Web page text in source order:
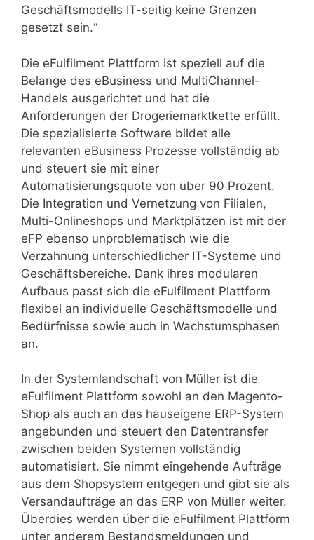
Geschäftsmodells IT-seitig keine Grenzen
gesetzt sein.“
Die eFulfilment Plattform ist speziell auf die
Belange des eBusiness und MultiChannel-
Handels ausgerichtet und hat die
Anforderungen der Drogeriemarktkette erfüllt.
Die spezialisierte Software bildet alle
relevanten eBusiness Prozesse vollständig ab
und steuert sie mit einer
Automatisierungsquote von über 90 Prozent.
Die Integration und Vernetzung von Filialen,
Multi-Onlineshops und Marktplätzen ist mit der
eFP ebenso unproblematisch wie die
Verzahnung unterschiedlicher IT-Systeme und
Geschäftsbereiche. Dank ihres modularen
Aufbaus passt sich die eFulfilment Plattform
flexibel an individuelle Geschäftsmodelle und
Bedürfnisse sowie auch in Wachstumsphasen
an.
In der Systemlandschaft von Müller ist die
eFulfilment Plattform sowohl an den Magento-
Shop als auch an das hauseigene ERP-System
angebunden und steuert den Datentransfer
zwischen beiden Systemen vollständig
automatisiert. Sie nimmt eingehende Aufträge
aus dem Shopsystem entgegen und gibt sie als
Versandaufträge an das ERP von Müller weiter.
Überdies werden über die eFulfilment Plattform
unter anderem Bestandsmeldungen und